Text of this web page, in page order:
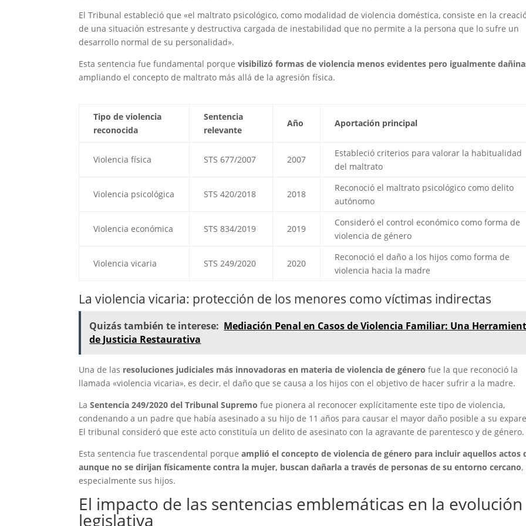
El Tribunal estableció que «el maltrato psicológico, como modalidad de violencia doméstica, consiste en la
de una situación estresante y destructiva cargada de inestabilidad que no permite a la persona que lo sufre un
desarrollo normal de su personalidad».
Esta sentencia fue fundamental porquevisibilizó formas de violencia menos evidentes pero igualmente
ampliando el concepto de maltrato más allá de la agresión física.
Tipo de violencia
reconocida
Sentencia
relevante
Año Aportación principal
Violencia física STS 677/2007 2007
Estableció criterios para valorar la habitualidad
del maltrato
Violencia psicológica STS 420/2018 2018
Reconoció el maltrato psicológico como delito
autónomo
Violencia económica STS 834/2019 2019
Consideró el control económico como forma de
violencia de género
Violencia vicaria STS 249/2020 2020
Reconoció el daño a los hijos como forma de
violencia hacia la madre
La violencia vicaria: protección de los menores como víctimas indirectas
Quizás también te interese: Mediación Penal en Casos de Violencia Familiar: Una
de Justicia Restaurativa
Una de las resoluciones judiciales más innovadoras en materia de violencia de género fue la que reconoció la
llamada «violencia vicaria», es decir, el daño que se causa a los hijos con el objetivo de hacer sufrir a la madre.
LaSentencia 249/2020 del Tribunal Supremo fue pionera al reconocer explícitamente este tipo de violencia,
condenando a un padre que había asesinado a su hijo de 11 años para causar el mayor daño posible a su
El tribunal consideró que este acto constituía un delito de asesinato con la agravante de parentesco y de género.
Esta sentencia fue trascendental porqueamplió el concepto de violencia de género para incluir aquellos actos
aunque no se dirijan físicamente contra la mujer, buscan dañarla a través de personas de su entorno cercano,
especialmente sus hijos.
El impacto de las sentencias emblemáticas en la evolución
legislativa